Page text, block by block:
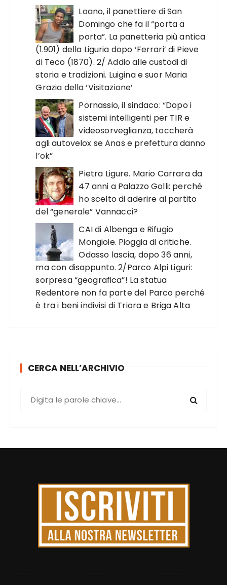
Loano, il panettiere di San
Domingo che fa il “porta a
porta”. La panetteria più antica
(1.901) della Liguria dopo ‘Ferrari’ di Pieve
di Teco (1870). 2/ Addio alle custodi di
storia e tradizioni. Luigina e suor Maria
Grazia della ‘Visitazione’
Pornassio, il sindaco: “Dopo i
sistemi intelligenti per TIR e
videosorveglianza, toccherà
agli autovelox se Anas e prefettura danno
l’ok”
Pietra Ligure. Mario Carrara da
47 anni a Palazzo Golli: perché
ho scelto di aderire al partito
del “generale” Vannacci?
CAI di Albenga e Rifugio
Mongioie. Pioggia di critiche.
Odasso lascia, dopo 36 anni,
ma con disappunto. 2/Parco Alpi Liguri:
sorpresa “geografica”! La statua
Redentore non fa parte del Parco perché
è tra i beni indivisi di Triora e Briga Alta
CERCA NELL’ARCHIVIO